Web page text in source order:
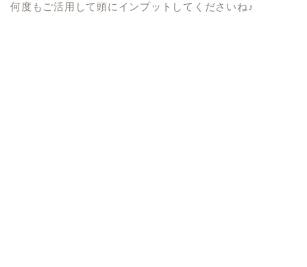
何度もご活用して頭にインプットしてくださいね♪